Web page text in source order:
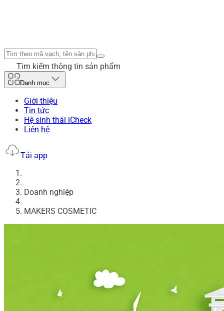
Tìm kiếm thông tin sản phẩm
Danh mục
Giới thiệu
Tin tức
Hệ sinh thái iCheck
Liên hệ
Tải app
Doanh nghiệp
MAKERS COSMETIC